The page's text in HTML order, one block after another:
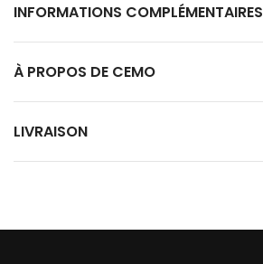
INFORMATIONS COMPLÉMENTAIRES
À PROPOS DE CEMO
LIVRAISON